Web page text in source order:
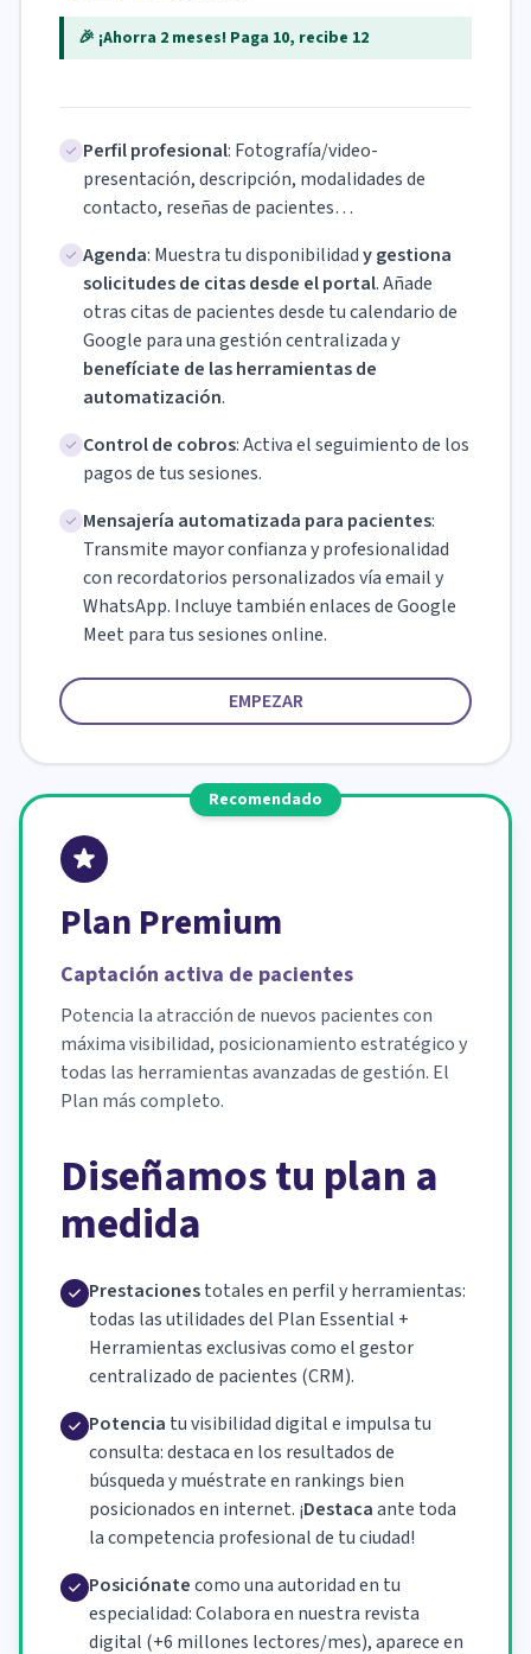
🎉 ¡Ahorra 2 meses! Paga 10, recibe 12
Perfil profesional: Fotografía/video-
presentación, descripción, modalidades de
contacto, reseñas de pacientes…
Agenda: Muestra tu disponibilidady gestiona
solicitudes de citas desde el portal. Añade
otras citas de pacientes desde tu calendario de
Google para una gestión centralizada y
benefíciate de las herramientas de
automatización.
Control de cobros: Activa el seguimiento de los
pagos de tus sesiones.
Mensajería automatizada para pacientes:
Transmite mayor confianza y profesionalidad
con recordatorios personalizados vía email y
WhatsApp. Incluye también enlaces de Google
Meet para tus sesiones online.
EMPEZAR
Recomendado
Plan Premium
Captación activa de pacientes
Potencia la atracción de nuevos pacientes con
máxima visibilidad, posicionamiento estratégico y
todas las herramientas avanzadas de gestión. El
Plan más completo.
Diseñamos tu plan a
medida
Prestacionestotales en perfil y herramientas:
todas las utilidades del Plan Essential +
Herramientas exclusivas como el gestor
centralizado de pacientes (CRM).
Potencia tu visibilidad digital e impulsa tu
consulta: destaca en los resultados de
búsqueda y muéstrate en rankings bien
posicionados en internet. ¡Destacaante toda
la competencia profesional de tu ciudad!
Posiciónatecomo una autoridad en tu
especialidad: Colabora en nuestra revista
digital (+6 millones lectores/mes), aparece en